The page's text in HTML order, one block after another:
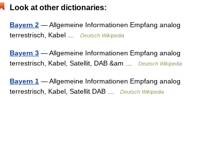
Look at other dictionaries:
Bayern 2 — Allgemeine Informationen Empfang analog
terrestrisch, Kabel …
Deutsch Wikipedia
Bayern 3 — Allgemeine Informationen Empfang analog
terrestrisch, Kabel, Satellit, DAB &am …
Deutsch Wikipedia
Bayern 1 — Allgemeine Informationen Empfang analog
terrestrisch, Kabel, Satellit DAB …
Deutsch Wikipedia